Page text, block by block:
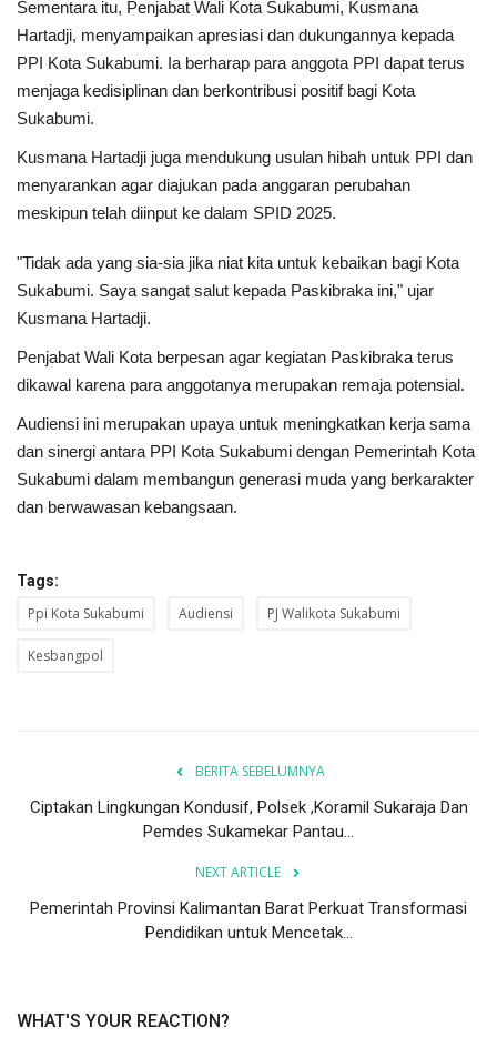
Layanan Publik
Perempuan/Anak
Sementara itu, Penjabat Wali Kota Sukabumi, Kusmana
Hartadji, menyampaikan apresiasi dan dukungannya kepada
PPI Kota Sukabumi. Ia berharap para anggota PPI dapat terus
menjaga kedisiplinan dan berkontribusi positif bagi Kota
Sukabumi.
Kusmana Hartadji juga mendukung usulan hibah untuk PPI dan
menyarankan agar diajukan pada anggaran perubahan
meskipun telah diinput ke dalam SPID 2025.
"Tidak ada yang sia-sia jika niat kita untuk kebaikan bagi Kota
Sukabumi. Saya sangat salut kepada Paskibraka ini," ujar
Kusmana Hartadji.
Penjabat Wali Kota berpesan agar kegiatan Paskibraka terus
dikawal karena para anggotanya merupakan remaja potensial.
Audiensi ini merupakan upaya untuk meningkatkan kerja sama
dan sinergi antara PPI Kota Sukabumi dengan Pemerintah Kota
Sukabumi dalam membangun generasi muda yang berkarakter
dan berwawasan kebangsaan.
Tags:
Ppi Kota Sukabumi Audiensi PJ Walikota Sukabumi
Kesbangpol
BERITA SEBELUMNYA
Ciptakan Lingkungan Kondusif, Polsek ,Koramil Sukaraja Dan
Pemdes Sukamekar Pantau...
NEXT ARTICLE
Pemerintah Provinsi Kalimantan Barat Perkuat Transformasi
Pendidikan untuk Mencetak...
WHAT'S YOUR REACTION?